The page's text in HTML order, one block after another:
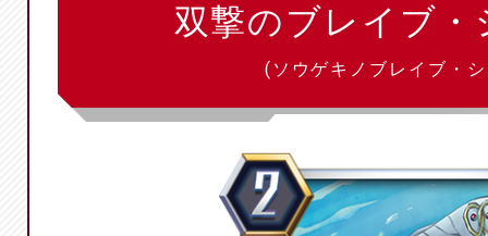
双撃のブレイブ・
(ソウゲキノブレイブ・